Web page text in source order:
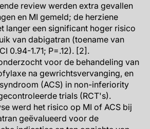
review werden extra gevallen
en MI gemeld; de herziene
langer een significant hoger risico
van dabigatran (toename van
0.94-1.71; P=.12). [2].
voor de behandeling van
na gewrichtsvervanging, en
(ACS) in non-inferiority
trials (RCT's).
werd het risico op MI of ACS bij
geëvalueerd voor de